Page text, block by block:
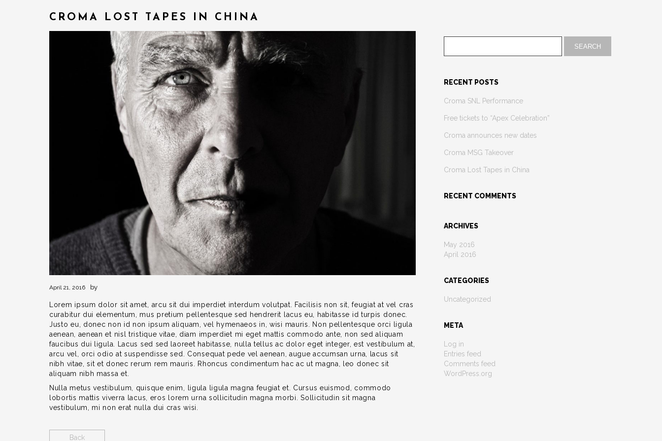
CROMA LOST TAPES IN CHINA
April 21, 2016 by
Lorem ipsum dolor sit amet, arcu sit dui imperdiet interdum volutpat. Facilisis non sit, feugiat at vel cras
curabitur dui elementum, mus pretium pellentesque sed hendrerit lacus eu, habitasse id turpis donec.
Justo eu, donec non id non ipsum aliquam, vel hymenaeos in, wisi mauris. Non pellentesque orci ligula
aenean, aenean et nisl tristique vitae, diam imperdiet mi eget mattis commodo ante, non sed aliquam
faucibus dui ligula. Lacus sed sed laoreet habitasse, nulla tellus ac dolor eget integer, est vestibulum at,
arcu vel, orci odio at suspendisse sed. Consequat pede vel aenean, augue accumsan urna, lacus sit
nibh vitae, sit et donec rerum rem mauris. Rhoncus condimentum hac ac ut magna, leo donec sit
aliquam nibh massa et.
Nulla metus vestibulum, quisque enim, ligula ligula magna feugiat et. Cursus euismod, commodo
lobortis mattis viverra lacus, eros lorem urna sollicitudin magna morbi. Sollicitudin sit magna
vestibulum, mi non erat nulla dui cras wisi.
Back
RECENT POSTS
Croma SNL Performance
Free tickets to “Apex Celebration”
Croma announces new dates
Croma MSG Takeover
Croma Lost Tapes in China
RECENT COMMENTS
ARCHIVES
May 2016
April 2016
CATEGORIES
Uncategorized
META
Log in
Entries feed
Comments feed
WordPress.org